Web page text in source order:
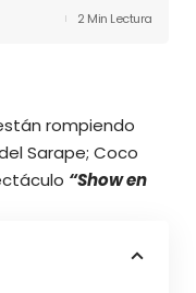
2 Min Lectura
rompiendo
Sarape; Coco
“Show en